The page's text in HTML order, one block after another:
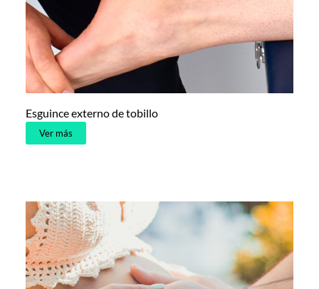
Esguince externo de tobillo
Ver más